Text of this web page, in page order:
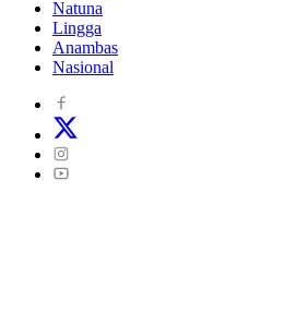
Natuna
Lingga
Anambas
Nasional